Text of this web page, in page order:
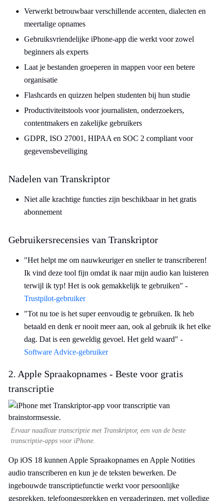
Verwerkt betrouwbaar verschillende accenten, dialecten en
meertalige opnames
Gebruiksvriendelijke iPhone-app die werkt voor zowel
beginners als experts
Laat je bestanden groeperen in mappen voor een betere
organisatie
Flashcards en quizzen helpen studenten bij hun studie
Productiviteitstools voor journalisten, onderzoekers,
contentmakers en zakelijke gebruikers
GDPR, ISO 27001, HIPAA en SOC 2 compliant voor
gegevensbeveiliging
Nadelen van Transkriptor
Niet alle krachtige functies zijn beschikbaar in het gratis
abonnement
Gebruikersrecensies van Transkriptor
"Het helpt me om nauwkeuriger en sneller te transcriberen!
Ik vind deze tool fijn omdat ik naar mijn audio kan luisteren
terwijl ik typ! Het is ook gemakkelijk te gebruiken" -
Trustpilot-gebruiker
"Tot nu toe is het super eenvoudig te gebruiken. Ik heb
betaald en denk er nooit meer aan, ook al gebruik ik het elke
dag. Dat is een geweldig gevoel. Het geld waard" -
Software Advice-gebruiker
2. Apple Spraakopnames - Beste voor gratis
transcriptie
Ervaar naadloze transcriptie met Transkriptor, een van de beste
transcriptie-apps voor iPhone.
Op iOS 18 kunnen Apple Spraakopnames en Apple Notities
audio transcriberen en kun je de teksten bewerken. De
ingebouwde transcriptiefunctie werkt voor persoonlijke
gesprekken, telefoongesprekken en vergaderingen, met volledige